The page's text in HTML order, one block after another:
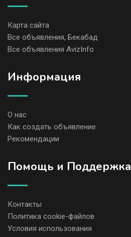
Карта сайта
Все объявления, Бекабад
Все объявления AvizInfo
Информация
О нас
Как создать объявление
Рекомендации
Помощь и Поддержка
Контакты
Политика cookie-файлов
Условия использования